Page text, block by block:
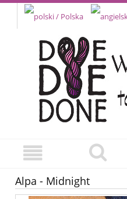
Alpa - Midnight